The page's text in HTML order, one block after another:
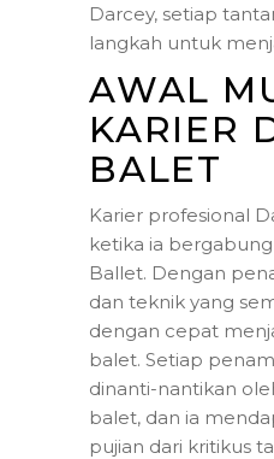
Darcey, setiap
langkah untuk
AWAL
KARIER
BALET
Karier profesional
ketika ia
Ballet. Dengan
dan teknik yang
dengan cepat
balet. Setiap
dinanti-nantikan
balet, dan ia
pujian dari kritikus